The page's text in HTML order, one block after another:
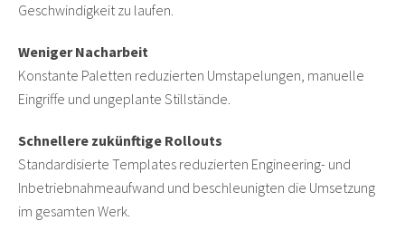
Geschwindigkeit zu laufen.
Weniger Nacharbeit
Konstante Paletten reduzierten Umstapelungen, manuelle
Eingriffe und ungeplante Stillstände.
Schnellere zukünftige Rollouts
Standardisierte Templates reduzierten Engineering- und
Inbetriebnahmeaufwand und beschleunigten die Umsetzung
im gesamten Werk.